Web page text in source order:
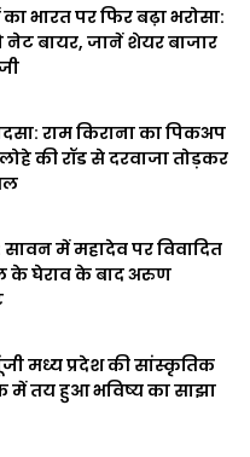
भारत पर फिर बढ़ा भरोसा:
बायर, जानें शेयर बाजार
राम किराना का पिकअप
की रॉड से दरवाजा तोड़कर
में महादेव पर विवादित
के घेराव के बाद अरुण
मध्य प्रदेश की सांस्कृतिक
में तय हुआ भविष्य का साझा